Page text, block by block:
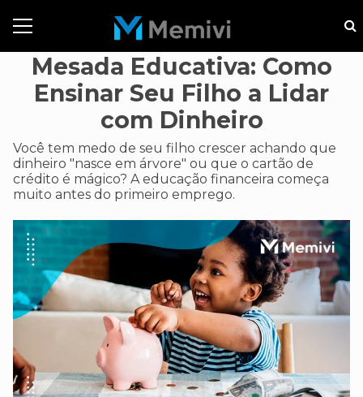
Mesada Educativa: Como
Ensinar Seu Filho a Lidar
com Dinheiro
Você tem medo de seu filho crescer achando que
dinheiro "nasce em árvore" ou que o cartão de
crédito é mágico? A educação financeira começa
muito antes do primeiro emprego.